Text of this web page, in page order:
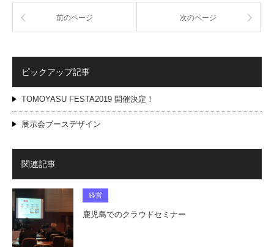
前のページ 次のページ
ピックアップ記事
TOMOYASU FESTA2019 開催決定！
展示会ブースデザイン
関連記事
経営
鹿児島でのクラウドセミナー